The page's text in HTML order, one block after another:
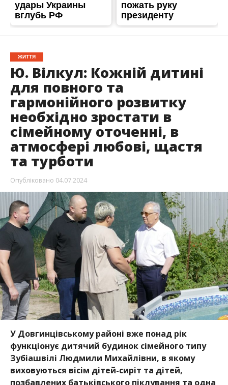
ЖИТТЯ
Ю. Вілкул: Кожній дитині
для повного та
гармонійного розвитку
необхідно зростати в
сімейному оточенні, в
атмосфері любові, щастя
та турботи
Опубліковано 04.07.2024
У Довгинцівському районі вже понад рік
функціонує дитячий будинок сімейного типу
Зубіашвілі Людмили Михайлівни, в якому
виховуються вісім дітей-сиріт та дітей,
позбавлених батьківського піклування та одна